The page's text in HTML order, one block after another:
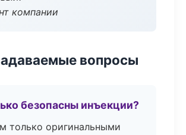
компании
вопросы
безопасны инъекции?
только оригинальными